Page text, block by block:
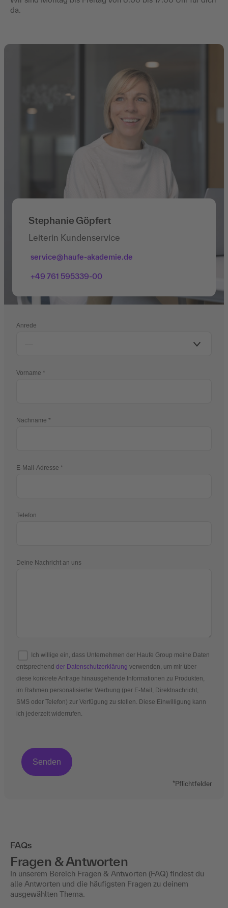
da.
Stephanie Göpfert
Leiterin Kundenservice
service@haufe-akademie.de
+49 761 595339-00
Anrede
Vorname
Nachname
E-Mail-Adresse
Telefon
Deine Nachricht an uns
Ich willige ein, dass Unternehmen der Haufe Group meine Daten
entsprechend der Datenschutzerklärung verwenden, um mir über
diese konkrete Anfrage hinausgehende Informationen zu Produkten,
im Rahmen personalisierter Werbung (per E-Mail, Direktnachricht,
SMS oder Telefon) zur Verfügung zu stellen. Diese Einwilligung kann
ich jederzeit widerrufen.
*Pflichtfelder
FAQs
Fragen & Antworten
In unserem Bereich Fragen & Antworten (FAQ) findest du
alle Antworten und die häufigsten Fragen zu deinem
ausgewählten Thema.